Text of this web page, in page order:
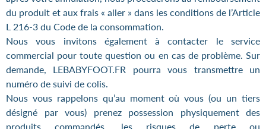
du produit et aux frais « aller » dans les conditions de l’Article
L 216-3 du Code de la consommation.
Nous vous invitons également à contacter le service
commercial pour toute question ou en cas de problème. Sur
demande, LEBABYFOOT.FR pourra vous transmettre un
numéro de suivi de colis.
Nous vous rappelons qu’au moment où vous (ou un tiers
désigné par vous) prenez possession physiquement des